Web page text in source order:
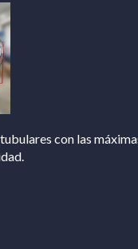
con las